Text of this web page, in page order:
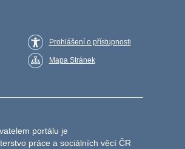
Prohlášení o přístupnosti
Mapa Stránek
portálu je
práce a sociálních věcí ČR